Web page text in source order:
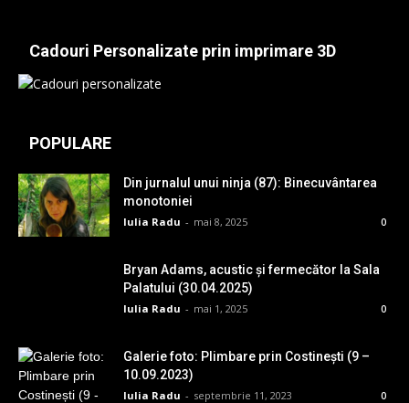
Cadouri Personalizate prin imprimare 3D
POPULARE
Din jurnalul unui ninja (87): Binecuvântarea
monotoniei
Iulia Radu - mai 8, 2025 0
Bryan Adams, acustic și fermecător la Sala
Palatului (30.04.2025)
Iulia Radu - mai 1, 2025 0
Galerie foto: Plimbare prin Costinești (9 –
10.09.2023)
Iulia Radu - septembrie 11, 2023 0